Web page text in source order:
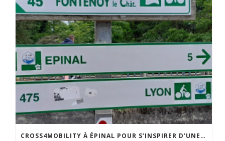
CROSS4MOBILITY À ÉPINAL POUR S’INSPIRER D’UNE POLITIQUE DE MOBILITÉ INNOVANTE…